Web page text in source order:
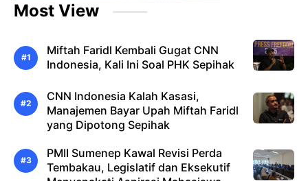
Most View
Miftah Faridl Kembali Gugat CNN
Indonesia, Kali Ini Soal PHK Sepihak
CNN Indonesia Kalah Kasasi,
Manajemen Bayar Upah Miftah Faridl
yang Dipotong Sepihak
PMII Sumenep Kawal Revisi Perda
Tembakau, Legislatif dan Eksekutif